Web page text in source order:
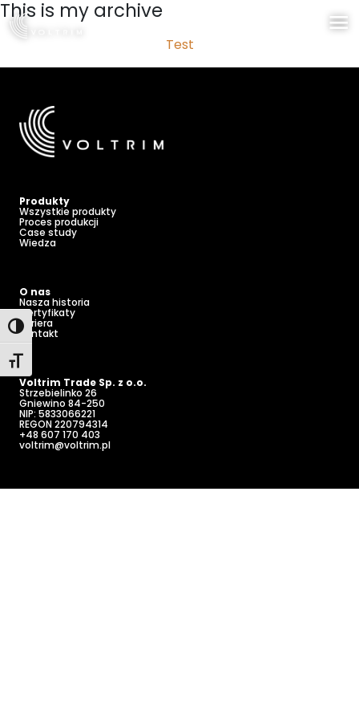
Toggle High Contrast
Toggle Font size
Przejdź
do
This is my archive
Test
Produkty
Wszystkie produkty
Proces produkcji
Case study
Wiedza
O nas
Nasza historia
Certyfikaty
Kariera
Kontakt
Voltrim Trade Sp. z o.o.
Strzebielinko 26
Gniewino 84-250
NIP: 5833066221
REGON 220794314
+48 607 170 403
voltrim@voltrim.pl